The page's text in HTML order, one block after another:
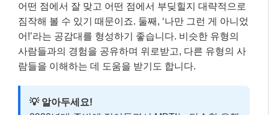
어떤 점에서 잘 맞고 어떤 점에서 부딪힐지 대략적으로
짐작해 볼 수 있기 때문이죠. 둘째, ‘나만 그런 게 아니었
어!’라는 공감대를 형성하기 좋습니다. 비슷한 유형의
사람들과의 경험을 공유하며 위로받고, 다른 유형의 사
람들을 이해하는 데 도움을 받기도 합니다.
💡 알아두세요!